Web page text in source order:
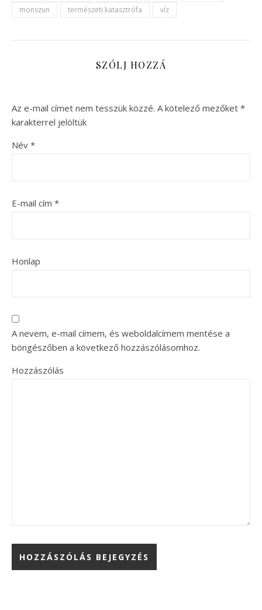
monszun
természeti katasztrófa víz
SZÓLJ HOZZÁ
Az e-mail címet nem tesszük közzé. A kötelező mezőket *
karakterrel jelöltük
Név *
E-mail cím *
Honlap
A nevem, e-mail címem, és weboldalcímem mentése a
böngészőben a következő hozzászólásomhoz.
Hozzászólás